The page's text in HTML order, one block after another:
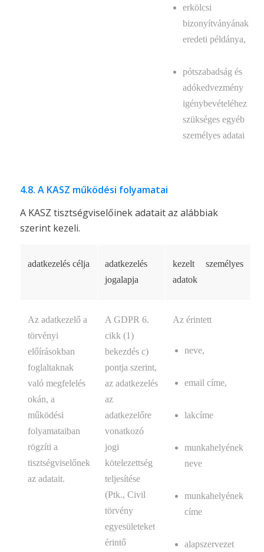
erkölcsi
bizonyítványának
eredeti példánya,
pótszabadság és
adókedvezmény
igénybevételéhez
szükséges egyéb
személyes adatai
4.8. A KASZ működési folyamatai
A KASZ tisztségviselőinek adatait az alábbiak
szerint kezeli.
adatkezelés célja
adatkezelés
jogalapja
kezelt személyes
adatok
Az adatkezelő a
törvényi
előírásokban
foglaltaknak
való megfelelés
okán, a
működési
folyamataiban
rögzíti a
tisztségviselőnek
az adatait.
A GDPR 6.
cikk (1)
bekezdés c)
pontja szerint,
az adatkezelés
az
adatkezelőre
vonatkozó
jogi
kötelezettség
teljesítése
(Ptk., Civil
törvény
egyesületeket
érintő
Az érintett
neve,
email címe,
lakcíme
munkahelyének
neve
munkahelyének
címe
alapszervezet